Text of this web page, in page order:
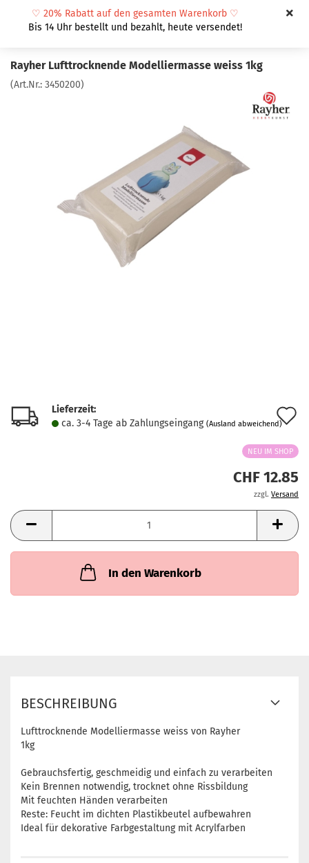
♡ 20% Rabatt auf den gesamten Warenkorb ♡
Bis 14 Uhr bestellt und bezahlt, heute versendet!
Rayher Lufttrocknende Modelliermasse weiss 1kg
(Art.Nr.: 3450200)
Lieferzeit:
ca. 3-4 Tage ab Zahlungseingang (Ausland abweichend)
NEU IM SHOP
CHF 12.85
zzgl. Versand
In den Warenkorb
BESCHREIBUNG
Lufttrocknende Modelliermasse weiss von Rayher
1kg
Gebrauchsfertig, geschmeidig und einfach zu verarbeiten
Kein Brennen notwendig, trocknet ohne Rissbildung
Mit feuchten Händen verarbeiten
Reste: Feucht im dichten Plastikbeutel aufbewahren
Ideal für dekorative Farbgestaltung mit Acrylfarben